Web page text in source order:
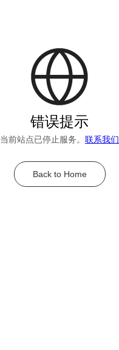
错误提示
当前站点已停止服务。 联系我们
Back to Home